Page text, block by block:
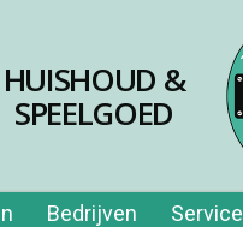
HUISHOUD &
SPEELGOED
Bedrijven Service